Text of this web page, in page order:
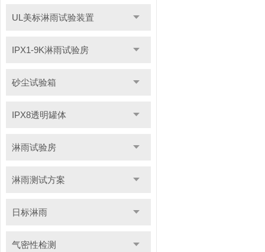
UL美标淋雨试验装置
IPX1-9K淋雨试验房
砂尘试验箱
IPX8透明罐体
淋雨试验房
淋雨测试方案
日标淋雨
气密性检测